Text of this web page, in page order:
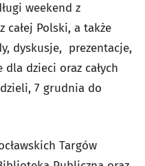
weekend z
całej Polski, a także
dyskusje, prezentacje,
dzieci oraz całych
7 grudnia do
Targów